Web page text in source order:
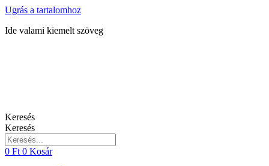
Ugrás a tartalomhoz
Ide valami kiemelt szöveg
Keresés
Keresés
0 Ft 0 Kosár